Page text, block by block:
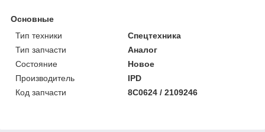
Основные
Тип техники
Спецтехника
Тип запчасти
Аналог
Состояние
Новое
Производитель
IPD
Код запчасти
8C0624 / 2109246